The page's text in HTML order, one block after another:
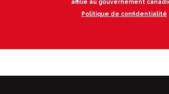
affilié au gouvernement
Politique de confidentialité